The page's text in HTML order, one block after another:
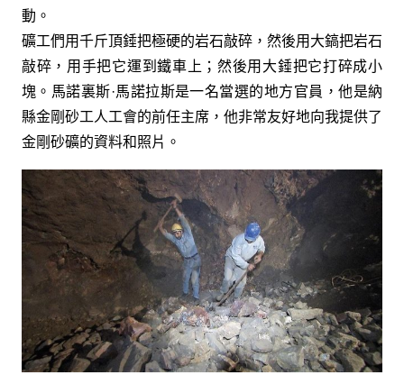
動。
礦工們用千斤頂錘把極硬的岩石敲碎，然後用大鎬把岩石
敲碎，用手把它運到鐵車上；然後用大錘把它打碎成小
塊。馬諾裏斯·馬諾拉斯是一名當選的地方官員，他是納
縣金剛砂工人工會的前任主席，他非常友好地向我提供了
金剛砂礦的資料和照片。